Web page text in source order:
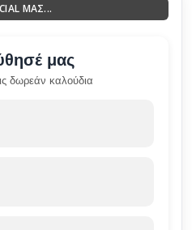
ΜΑΣ...
μας
δωρεάν καλούδια